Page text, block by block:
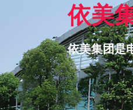
依美
依美集团是